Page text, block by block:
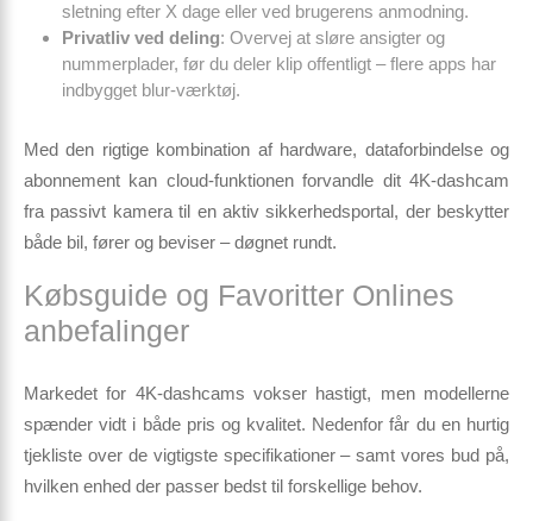
sletning efter X dage eller ved brugerens anmodning.
Privatliv ved deling: Overvej at sløre ansigter og
nummerplader, før du deler klip offentligt – flere apps har
indbygget blur-værktøj.
Med den rigtige kombination af hardware, dataforbindelse og
abonnement kan cloud-funktionen forvandle dit 4K-dashcam
fra passivt kamera til en aktiv sikkerhedsportal, der beskytter
både bil, fører og beviser – døgnet rundt.
Købsguide og Favoritter Onlines
anbefalinger
Markedet for 4K-dashcams vokser hastigt, men modellerne
spænder vidt i både pris og kvalitet. Nedenfor får du en hurtig
tjekliste over de vigtigste specifikationer – samt vores bud på,
hvilken enhed der passer bedst til forskellige behov.